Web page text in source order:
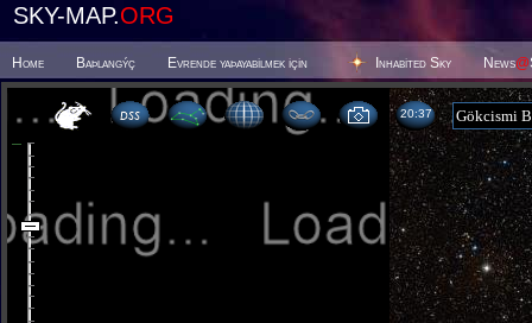
SKY-MAP.ORG
Home Baþlangýç Evrende yaþayabilmek için Inhabited Sky News@
20 37